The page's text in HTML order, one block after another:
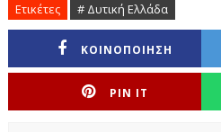
Ετικέτες # Δυτική Ελλάδα
ΚΟΙΝΟΠΟΙΗΣΗ
PIN IT